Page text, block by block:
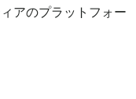
アのプラットフォー